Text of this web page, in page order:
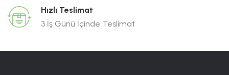
Hızlı Teslimat
3 İş Günü İçinde Teslimat